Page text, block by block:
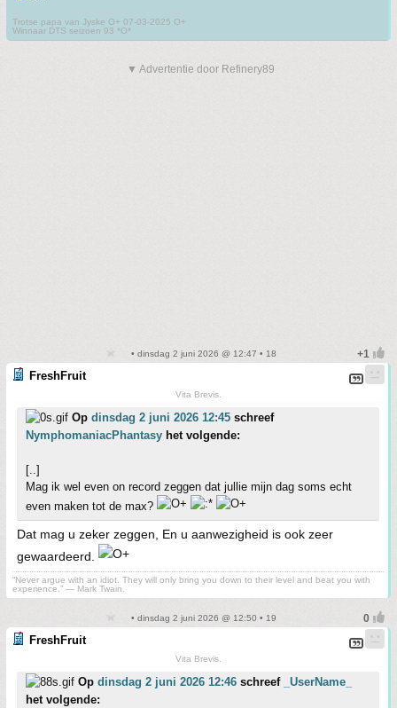
Trotse papa van Jyske O+ 07-03-2025 O+
Winnaar DTS seizoen 93 *O*
▼ Advertentie door Refinery89
• dinsdag 2 juni 2026 @ 12:47 • 18
FreshFruit
Vita Brevis.
Op dinsdag 2 juni 2026 12:45 schreef
NymphomaniacPhantasy het volgende:
[..]
Mag ik wel even on record zeggen dat jullie mijn dag soms echt
even maken tot de max?
Dat mag u zeker zeggen, En u aanwezigheid is ook zeer
gewaardeerd.
“Never argue with an idiot. They will only bring you down to their level and beat you with
experience.” ― Mark Twain.
• dinsdag 2 juni 2026 @ 12:50 • 19
FreshFruit
Vita Brevis.
Op dinsdag 2 juni 2026 12:46 schreef
_UserName_
het volgende: